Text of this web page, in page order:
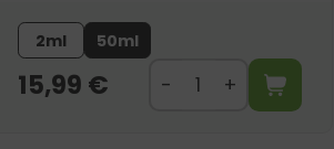
2ml 50ml
15,99 €